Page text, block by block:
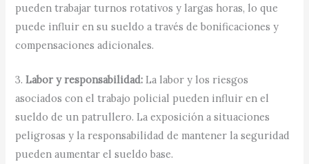
pueden trabajar turnos rotativos y largas horas, lo que
puede influir en su sueldo a través de bonificaciones y
compensaciones adicionales.
3.Labor y responsabilidad: La labor y los riesgos
asociados con el trabajo policial pueden influir en el
sueldo de un patrullero. La exposición a situaciones
peligrosas y la responsabilidad de mantener la seguridad
pueden aumentar el sueldo base.